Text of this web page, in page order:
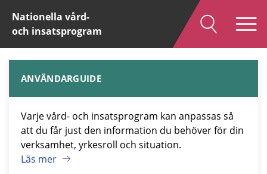
Nationella vård-
och insatsprogram
ANVÄNDARGUIDE
Varje vård- och insatsprogram kan anpassas så
att du får just den information du behöver för din
verksamhet, yrkesroll och situation.
Läs mer